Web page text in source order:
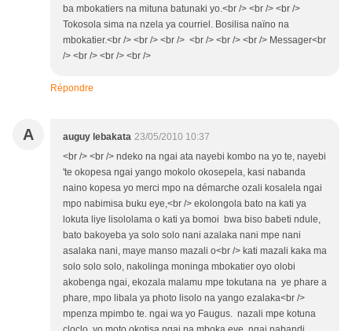
ba mbokatiers na mituna batunaki yo.<br /> <br /> <br />
Tokosola sima na nzela ya courriel. Bosilisa naïno na
mbokatier.<br /> <br /> <br /> <br /> <br /> <br /> Messager<br
/> <br /> <br /> <br />
Répondre
A auguy lebakata 23/05/2010 10:37
<br /> <br /> ndeko na ngai ata nayebi kombo na yo te, nayebi
'te okopesa ngai yango mokolo okosepela, kasi nabanda
naino kopesa yo merci mpo na démarche ozali kosalela ngai
mpo nabimisa buku eye,<br /> ekolongola bato na kati ya
lokuta liye lisololama o kati ya bomoi bwa biso babeti ndule,
bato bakoyeba ya solo solo nani azalaka nani mpe nani
asalaka nani, maye manso mazali o<br /> kati mazali kaka ma
solo solo solo, nakolinga moninga mbokatier oyo olobi
akobenga ngai, ekozala malamu mpe tokutana na ye phare a
phare, mpo libala ya photo lisolo na yango ezalaka<br />
mpenza mpimbo te. ngai wa yo Faugus. nazali mpe kotuna